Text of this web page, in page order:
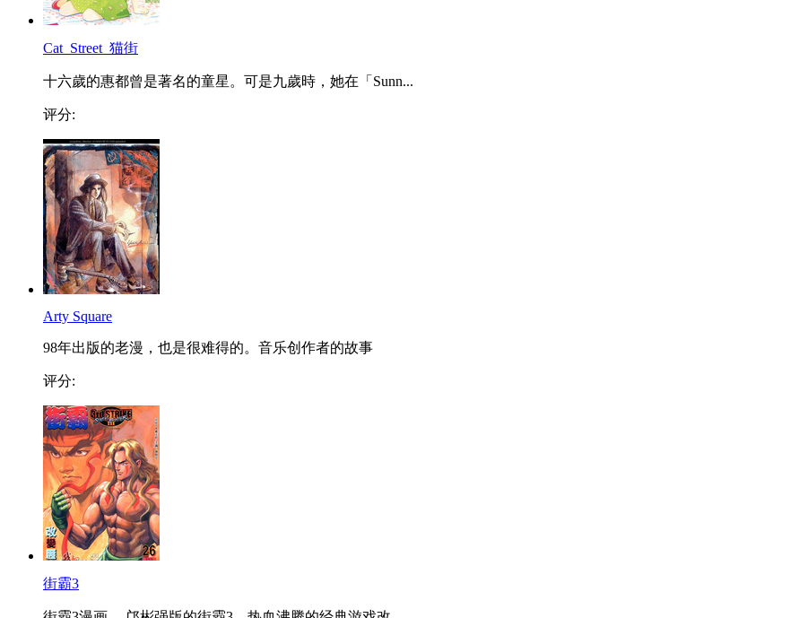
Cat_Street_猫街
十六歲的惠都曾是著名的童星。可是九歲時，她在「Sunn...
评分:
Arty Square
98年出版的老漫，也是很难得的。音乐创作者的故事
评分:
街霸3